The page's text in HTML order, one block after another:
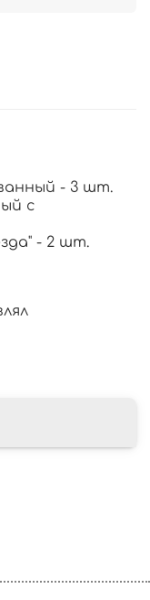
- 3 шт.
с
- 2 шт.